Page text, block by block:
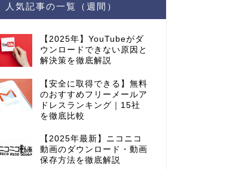
人気記事の一覧（週間）
【2025年】YouTubeがダ
ウンロードできない原因と
解決策を徹底解説
【安全に取得できる】無料
のおすすめフリーメールア
ドレスランキング｜15社
を徹底比較
【2025年最新】ニコニコ
動画のダウンロード・動画
保存方法を徹底解説